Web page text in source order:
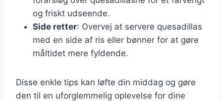
og friskt udseende.
Side retter: Overvej at servere quesadillas
med en side af ris eller bønner for at gøre
måltidet mere fyldende.
Disse enkle tips kan løfte din middag og gøre
den til en uforglemmelig oplevelse for dine